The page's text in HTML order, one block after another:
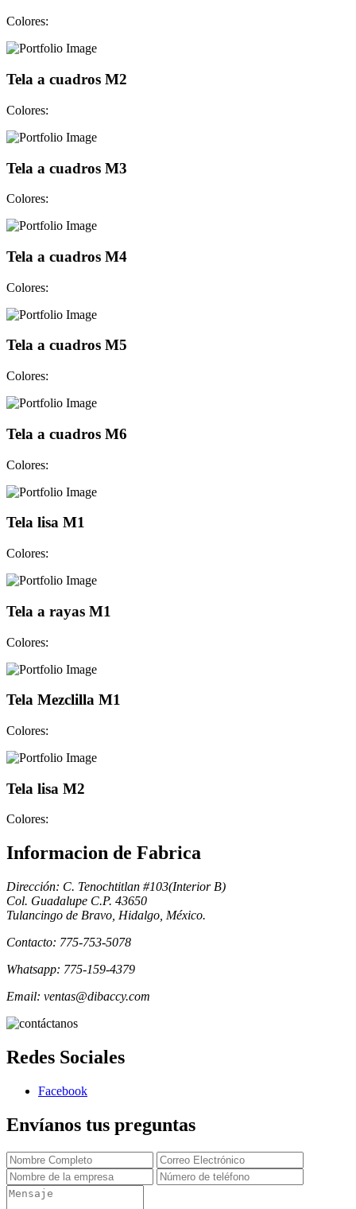
Colores:
Tela a cuadros M2
Colores:
Tela a cuadros M3
Colores:
Tela a cuadros M4
Colores:
Tela a cuadros M5
Colores:
Tela a cuadros M6
Colores:
Tela lisa M1
Colores:
Tela a rayas M1
Colores:
Tela Mezclilla M1
Colores:
Tela lisa M2
Colores:
Informacion de Fabrica
Dirección: C. Tenochtitlan #103(Interior B)
Col. Guadalupe C.P. 43650
Tulancingo de Bravo, Hidalgo, México.
Contacto: 775-753-5078
Whatsapp: 775-159-4379
Email: ventas@dibaccy.com
Redes Sociales
Facebook
Envíanos tus preguntas